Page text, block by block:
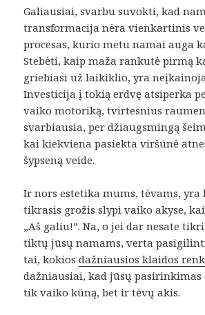
Galiausiai, svarbu suvokti, kad
transformacija nėra vienkartinis
procesas, kurio metu namai auga
Stebėti, kaip maža rankutė pirmą
griebiasi už laikiklio, yra
Investicija į tokią erdvę atsiperka
vaiko motoriką, tvirtesnius
svarbiausia, per džiaugsmingą
kai kiekviena pasiekta viršūnė
šypseną veide.
Ir nors estetika mums, tėvams, yra
tikrasis grožis slypi vaiko akyse,
„Aš galiu!”. Na, o jei dar nesate
tiktų jūsų namams, verta
tai, kokiosdažniausios klaidos
dažniausiai, kad jūsų
tik vaiko kūną, bet ir tėvų akis.